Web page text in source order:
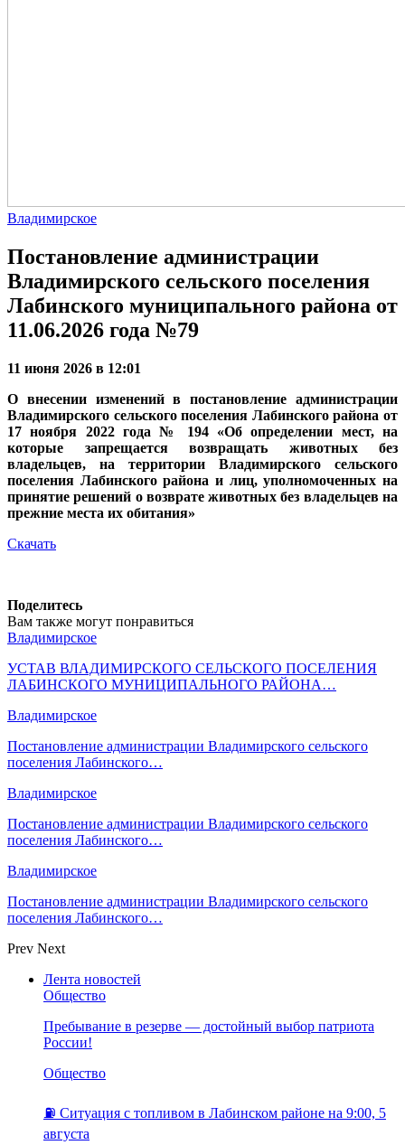
Владимирское
Постановление администрации
Владимирского сельского поселения
Лабинского муниципального района от
11.06.2026 года №79
11 июня 2026 в 12:01
О внесении изменений в постановление администрации
Владимирского сельского поселения Лабинского района от
17 ноября 2022 года № 194 «Об определении мест, на
которые запрещается возвращать животных без
владельцев, на территории Владимирского сельского
поселения Лабинского района и лиц, уполномоченных на
принятие решений о возврате животных без владельцев на
прежние места их обитания»
Скачать
Поделитесь
Вам также могут понравиться
Владимирское
УСТАВ ВЛАДИМИРСКОГО СЕЛЬСКОГО ПОСЕЛЕНИЯ
ЛАБИНСКОГО МУНИЦИПАЛЬНОГО РАЙОНА…
Владимирское
Постановление администрации Владимирского сельского
поселения Лабинского…
Владимирское
Постановление администрации Владимирского сельского
поселения Лабинского…
Владимирское
Постановление администрации Владимирского сельского
поселения Лабинского…
Prev Next
Лента новостей
Общество
Пребывание в резерве — достойный выбор патриота
России!
Общество
⛽️ Ситуация с топливом в Лабинском районе на 9:00, 5
августа